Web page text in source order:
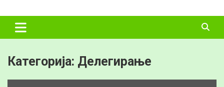
to
content
ФУДБАЛСКИ
САВЕЗ
ВЛАДИМИРЦИ
Категорија: Делегирање